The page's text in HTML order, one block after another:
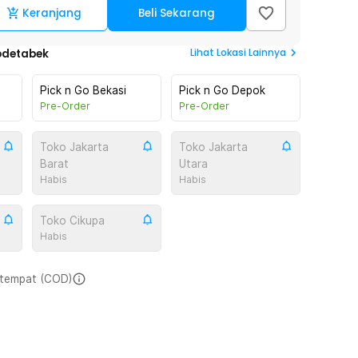
Keranjang Beli Sekarang
Lihat Lokasi Lainnya
Pick n Go Bekasi
Pre-Order
Pick n Go Depok
Pre-Order
Toko Jakarta
Barat
Habis
Toko Jakarta
Utara
Habis
Toko Cikupa
Habis
(COD)